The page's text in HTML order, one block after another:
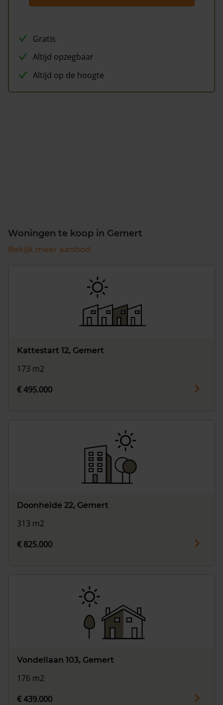
Gratis
Altijd opzegbaar
Altijd op de hoogte
Woningen te koop in Gemert
Bekijk meer aanbod
Kattestart 12, Gemert
173 m2
€ 495.000
Doonheide 22, Gemert
313 m2
€ 825.000
Vondellaan 103, Gemert
176 m2
€ 439.000